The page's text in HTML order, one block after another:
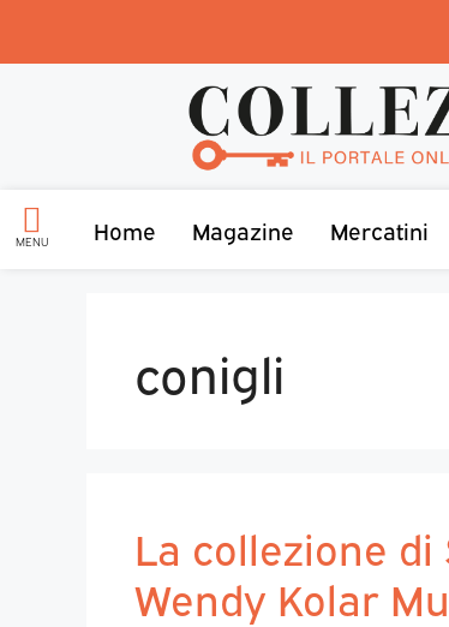
MENU Home Magazine Mercatini
conigli
La collezione di
Wendy Kolar